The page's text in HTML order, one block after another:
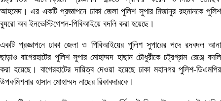
বিশেষ
প্রতিবেদন
বিবিধ
আহমেদ। এর একটি প্রজ্ঞাপনে ঢাকা জেলা পুলিশ সুপার মিজানুর রহমানকে পুলিশ
ব্যুরো অব ইনভেস্টিগেশন-পিবিআইয়ে বদলি করা হয়েছে।
একটি প্রজ্ঞাপনে ঢাকা জেলা ও পিবিআইয়ের পুলিশ সুপারের পদে রদবদল আনা
ছাড়াও বাগেরহাটের পুলিশ সুপার মোহাম্মদ হাছান চৌধুরীকে চট্রগ্রাম রেঞ্জে বদলি
করা হয়েছে। বাগেরহাটের দায়িত্ব দেওয়া হয়েছে ঢাকা মহানগর পুলিশ-ডিএমপির
উপকমিশনার হাসান মোহাম্মদ নাছের রিকাবদারকে।